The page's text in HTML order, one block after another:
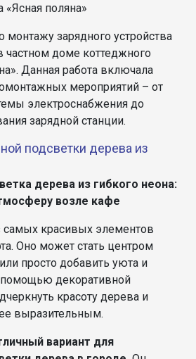
«Ясная поляна»
зарядного устройства
частном доме коттеджного
Данная работа включала
мероприятий – от
электроснабжения до
зарядной станции.
подсветки дерева из
дерева из гибкого неона:
возле кафе
самых красивых элементов
Оно может стать центром
просто добавить уюта и
помощью декоративной
красоту дерева и
выразительным.
вариант для